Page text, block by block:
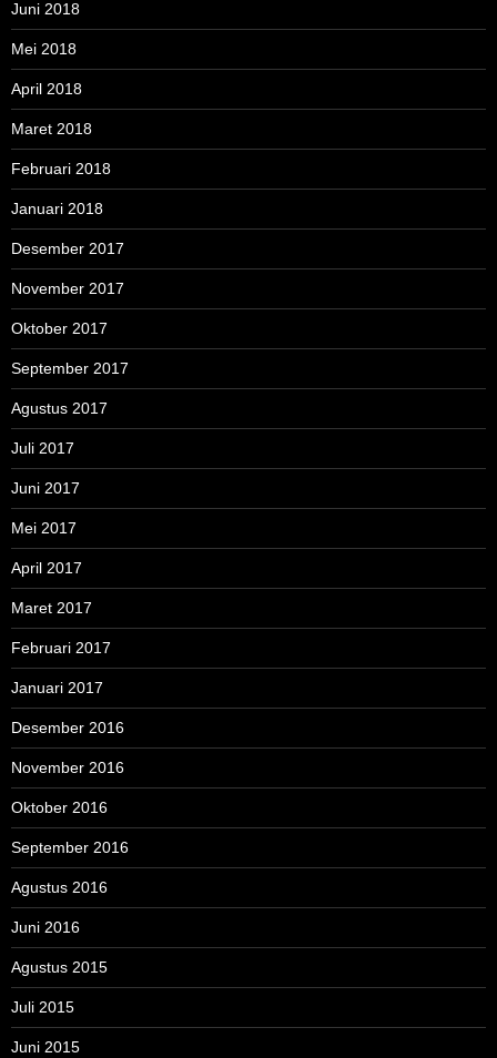
Juni 2018
Mei 2018
April 2018
Maret 2018
Februari 2018
Januari 2018
Desember 2017
November 2017
Oktober 2017
September 2017
Agustus 2017
Juli 2017
Juni 2017
Mei 2017
April 2017
Maret 2017
Februari 2017
Januari 2017
Desember 2016
November 2016
Oktober 2016
September 2016
Agustus 2016
Juni 2016
Agustus 2015
Juli 2015
Juni 2015